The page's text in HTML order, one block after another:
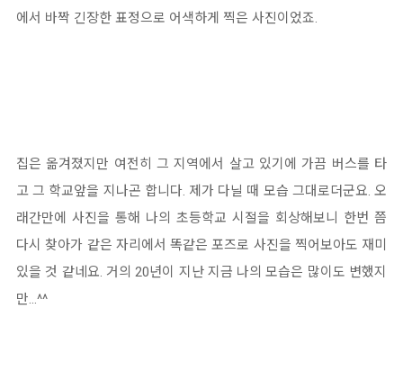
에서 바짝 긴장한 표정으로 어색하게 찍은 사진이었죠.
집은 옮겨졌지만 여전히 그 지역에서 살고 있기에 가끔 버스를 타
고 그 학교앞을 지나곤 합니다. 제가 다닐 때 모습 그대로더군요. 오
래간만에 사진을 통해 나의 초등학교 시절을 회상해보니 한번 쯤
다시 찾아가 같은 자리에서 똑같은 포즈로 사진을 찍어보아도 재미
있을 것 같네요. 거의 20년이 지난 지금 나의 모습은 많이도 변했지
만...^^